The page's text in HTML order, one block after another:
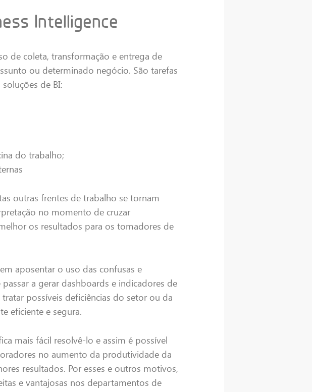
Intelligence
de coleta, transformação e entrega de
ou determinado negócio. São tarefas
de BI:
do trabalho;
outras frentes de trabalho se tornam
no momento de cruzar
os resultados para os tomadores de
aposentar o uso das confusas e
a gerar dashboards e indicadores de
possíveis deficiências do setor ou da
eficiente e segura.
mais fácil resolvê-lo e assim é possível
no aumento da produtividade da
resultados. Por esses e outros motivos,
e vantajosas nos departamentos de